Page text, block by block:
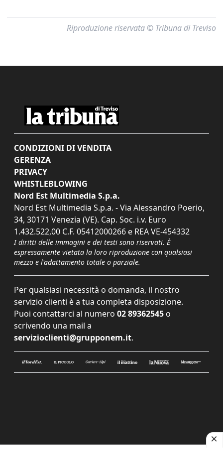
Riproduzione riservata © Tribuna di Treviso
CONDIZIONI DI VENDITA
GERENZA
PRIVACY
WHISTLEBLOWING
Nord Est Multimedia S.p.a.
Nord Est Multimedia S.p.a. - Via Alessandro Poerio,
34, 30171 Venezia (VE). Cap. Soc. i.v. Euro
1.432.522,00 C.F. 05412000266 e REA VE-454332
I diritti delle immagini e dei testi sono riservati. È
espressamente vietata la loro riproduzione con qualsiasi
mezzo e l'adattamento totale o parziale.
Per qualsiasi necessità o domanda, il nostro
servizio clienti è a tua completa disposizione.
Puoi contattarci al numero 02 89362545 o
scrivendo una mail a
servizioclienti@grupponem.it.